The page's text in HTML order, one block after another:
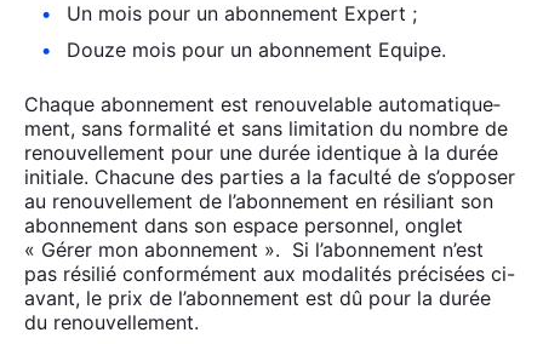
Un mois pour un abon­ne­ment Expert ;
Douze mois pour un abon­ne­ment Equipe.
Chaque abon­ne­ment est renou­ve­lable auto­ma­ti­que­
ment, sans for­ma­li­té et sans limi­ta­tion du nombre de
renou­vel­le­ment pour une durée iden­tique à la durée
ini­tiale. Cha­cune des par­ties a la facul­té de s’opposer
au renou­vel­le­ment de l’abonnement en rési­liant son
abon­ne­ment dans son espace per­son­nel, onglet
« Gérer mon abon­ne­ment ». Si l’abonnement n’est
pas rési­lié confor­mé­ment aux moda­li­tés pré­ci­sées ci-
avant, le prix de l’abonnement est dû pour la durée
du renou­vel­le­ment.